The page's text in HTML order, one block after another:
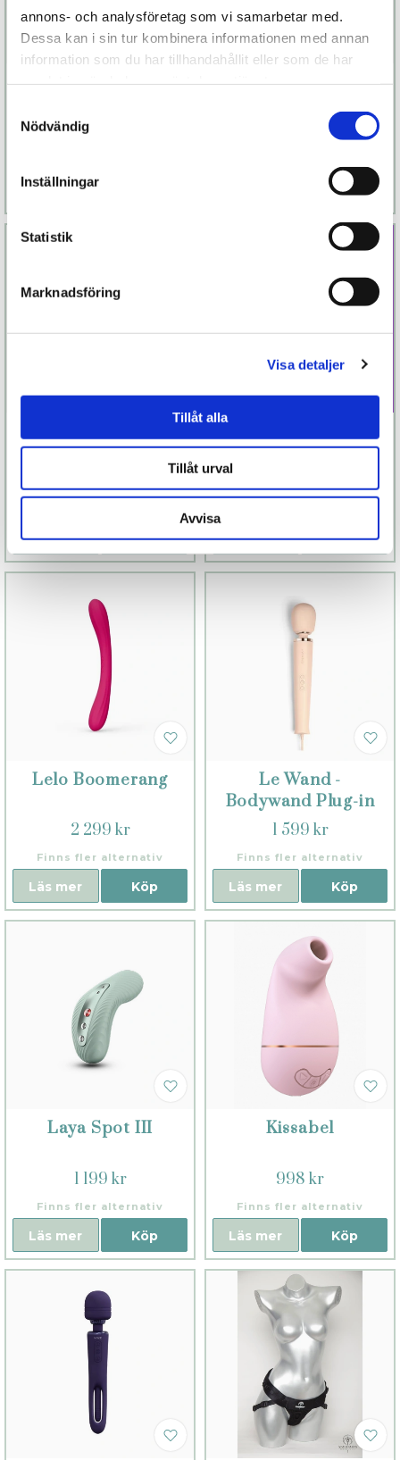
annons- och analysföretag som vi samarbetar med.
Dessa kan i sin tur kombinera informationen med annan
information som du har tillhandahållit eller som de har
Nödvändig
Inställningar
Statistik
Marknadsföring
Visa detaljer
Tillåt alla
Tillåt urval
Avvisa
LELO Surfer
1 199 kr
Läs mer
Lelo Smart Wand
2 099 kr
Köp
II - Medium
Köp
Läs mer Köp
Läs mer
Lelo Boomerang
2 299 kr
Finns fler alternativ
Köp
Läs mer
Le Wand -
Bodywand Plug-in
1 599 kr
Finns fler alternativ
Köp
Läs mer
Laya Spot III
1 199 kr
Finns fler alternativ
Köp
Läs mer
Kissabel
998 kr
Finns fler alternativ
Köp
Läs mer